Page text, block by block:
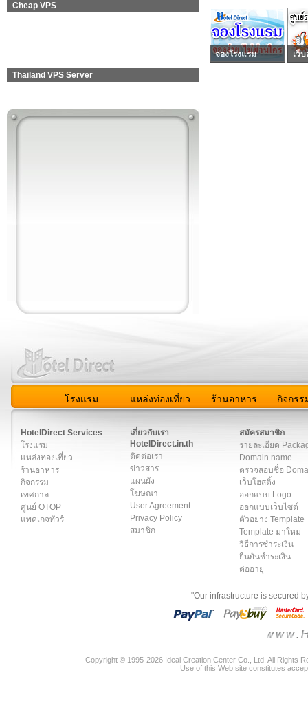
Cheap VPS
Thailand VPS Server
จองโรงแรม เว็
โรงแรม แหล่งท่องเที่ยว ร้านอาหาร กิจกรร
HotelDirect Services
โรงแรม
แหล่งท่องเที่ยว
ร้านอาหาร
กิจกรรม
เทศกาล
ศูนย์ OTOP
แพคเกจทัวร์
เกี่ยวกับเรา
HotelDirect.in.th
ติดต่อเรา
ข่าวสาร
แผนผัง
โฆษณา
User Agreement
Privacy Policy
สมาชิก
สมัครสมาชิก
รายละเอียด
Domain name
ตรวจสอบชื่อ
เว็บโฮสติ้ง
ออกแบบ Logo
ออกแบบเว็บไซต์
ตัวอย่าง Template
Template มาใหม่
วิธีการชำระเงิน
ยืนยันชำระเงิน
ต่ออายุ
"Our infrastructure is secured
Copyright © 1995-2026 Ideal Creation Center Co., Ltd. All Rights
Use of this Web site constitutes